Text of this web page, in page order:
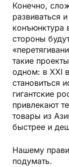
Конечно,
развиваться
конъюнктура
стороны
такие
одном: в XXI
становиться
гигантские
привле­кают
товары из
быстрее и
Нашему
подумать.